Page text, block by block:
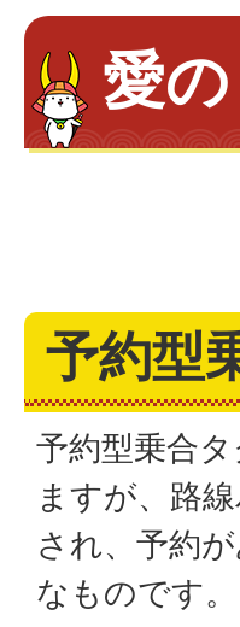
愛
予約型
予約型乗合
ますが、路
され、予約
なものです。